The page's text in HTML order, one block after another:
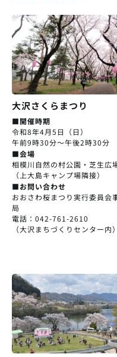
大沢さくらまつり
■開催時期
令和8年4月5日（日）
午前9時30分～午後2時30分
■会場
相模川自然の村公園・芝生広
（上大島キャンプ場隣接）
■お問い合わせ
おおさわ桜まつり実行委員会
局
電話：042-761-2610
（大沢まちづくりセンター内）